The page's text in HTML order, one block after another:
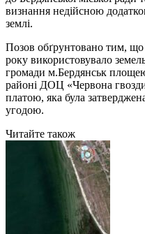
визнання недійсною
землі.
Позов обґрунтовано тим,
року використовувало
громади м.Бердянськ
районі ДОЦ «Червона
платою, яка була
угодою.
Читайте також